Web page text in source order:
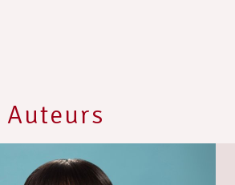
Auteurs